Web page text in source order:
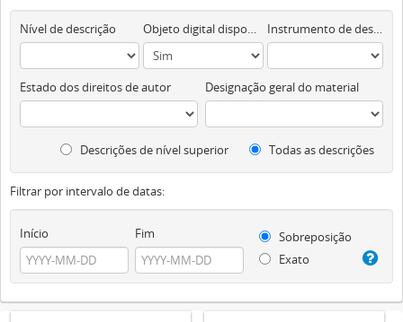
Nível de descrição Objeto digital disponível Instrumento de descrição documental
Estado dos direitos de autor Designação geral do material
Descrições de nível superior Todas as descrições
Filtrar por intervalo de datas:
Início Fim
Sobreposição
Exato